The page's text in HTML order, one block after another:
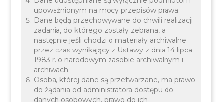
upoważnionym na mocy przepisów prawa.
Dane będą przechowywane do chwili realizacji
zadania, do którego zostały zebrana, a
następnie jeśli chodzi o materiały archiwalne
przez czas wynikający z Ustawy z dnia 14 lipca
1983 r. o narodowym zasobie archiwalnym i
archiwach.
Osoba, której dane są przetwarzane, ma prawo
do żądania od administratora dostępu do
danych osobowych, prawo do ich